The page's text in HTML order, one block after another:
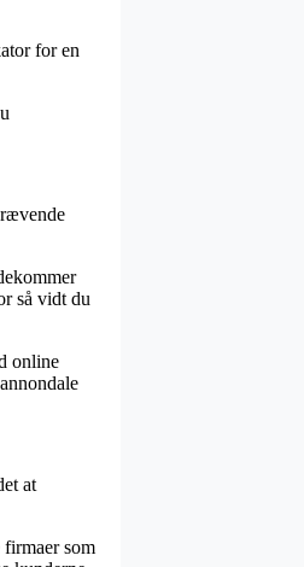
for en
så vidt du
online
at
som